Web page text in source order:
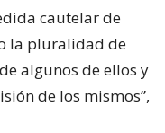
cautelar de
la pluralidad de
algunos de ellos y
de los mismos”,